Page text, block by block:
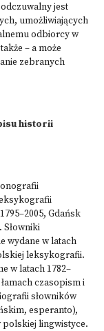
jest
umożliwiających
odbiorcy w
– a może
zebranych
historii
Gdańsk
wydane w latach
leksykografii.
w latach 1782–
czasopism i
słowników
esperanto),
lingwistyce.